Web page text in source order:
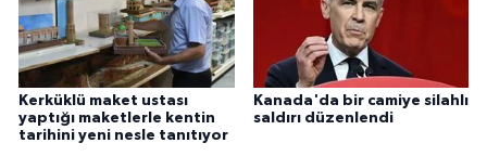
Kerküklü maket ustası
yaptığı maketlerle kentin
tarihini yeni nesle tanıtıyor
Kanada'da bir camiye silahlı
saldırı düzenlendi